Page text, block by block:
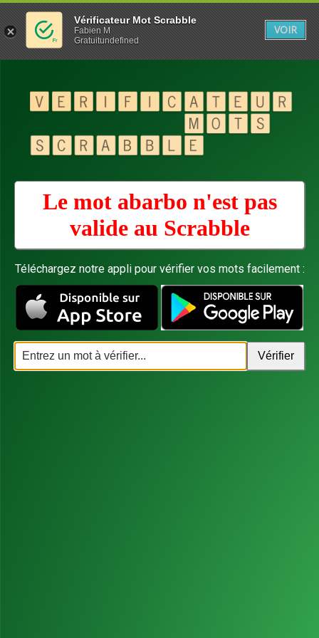
Le mot abarbo n'est pas
valide au Scrabble
Téléchargez notre appli pour vérifier vos mots facilement :
Vérificateur Mot Scrabble
Fabien M
Gratuitundefined
VOIR